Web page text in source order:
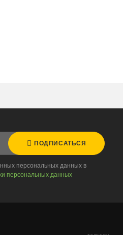
ПОДПИСАТЬСЯ
персональных данных в
персональных данных